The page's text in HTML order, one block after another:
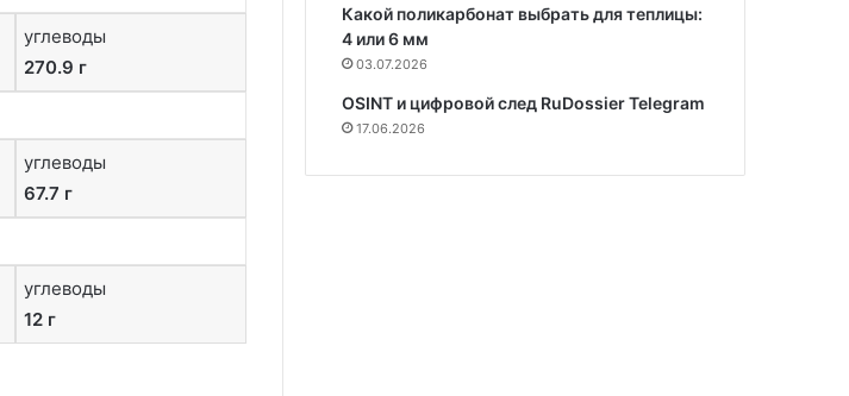
углеводы
270.9 г
углеводы
67.7 г
углеводы
12 г
Какой поликарбонат выбрать для теплицы:
4 или 6 мм
03.07.2026
OSINT и цифровой след RuDossier Telegram
17.06.2026